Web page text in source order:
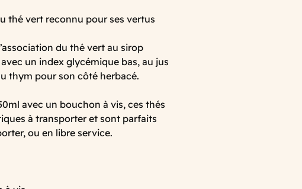
thé vert reconnu pour ses vertus
du thé vert au sirop
un index glycémique bas, au jus
thym pour son côté herbacé.
avec un bouchon à vis, ces thés
à transporter et sont parfaits
ou en libre service.